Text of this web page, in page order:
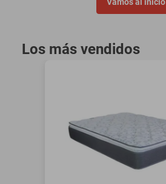
Los más vendidos